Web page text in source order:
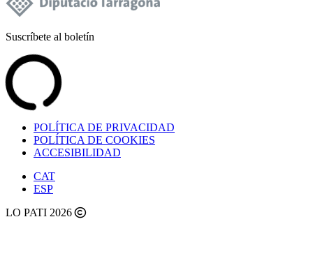
Suscríbete al boletín
POLÍTICA DE PRIVACIDAD
POLÍTICA DE COOKIES
ACCESIBILIDAD
CAT
ESP
LO PATI 2026